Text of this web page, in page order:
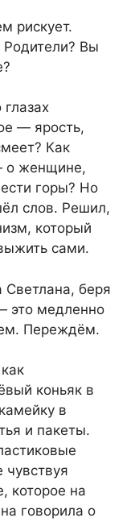
рискует.
Вы
— ярость,
Как
о женщине,
горы? Но
слов. Решил,
который
сами.
беря
это медленно
Переждём.
коньяк в
в
и пакеты.
которое на
говорила о